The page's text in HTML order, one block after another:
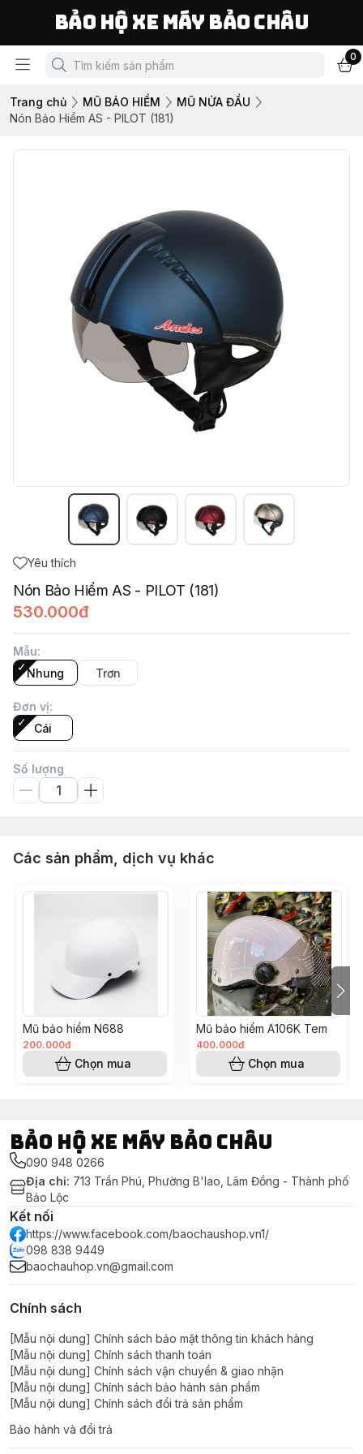
Bảo Hộ Xe Máy Bảo Châu
0
Trang chủ MŨ BẢO HIỂM
MŨ NỬA ĐẦU
Nón Bảo Hiểm AS - PILOT (181)
Yêu thích
Nón Bảo Hiểm AS - PILOT (181)
530.000đ
Mẫu:
Nhung
Trơn
Đơn vị:
Cái
Số lượng
Các sản phẩm, dịch vụ khác
Mũ bảo hiểm N688
200.000đ
Chọn mua
Mũ bảo hiểm A106K Tem
400.000đ
Chọn mua
Bảo Hộ Xe Máy Bảo Châu
090 948 0266
Địa chỉ: 713 Trần Phú, Phường B'lao, Lâm Đồng - Thành phố
Bảo Lộc
Kết nối
https://www.facebook.com/baochaushop.vn1/
098 838 9449
baochauhop.vn@gmail.com
Chính sách
[Mẫu nội dung] Chính sách bảo mật thông tin khách hàng
[Mẫu nội dung] Chính sách thanh toán
[Mẫu nội dung] Chính sách vận chuyển & giao nhận
[Mẫu nội dung] Chính sách bảo hành sản phẩm
[Mẫu nội dung] Chính sách đổi trả sản phẩm
Bảo hành và đổi trả